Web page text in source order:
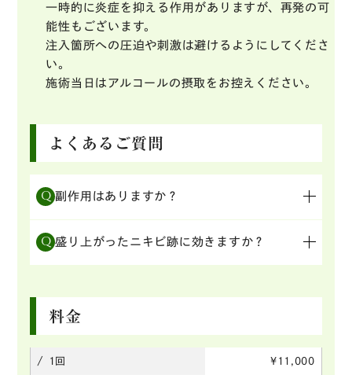
一時的に炎症を抑える作用がありますが、再発の可
能性もございます。
注入箇所への圧迫や刺激は避けるようにしてくださ
い。
施術当日はアルコールの摂取をお控えください。
よくあるご質問
Q 副作用はありますか？
A
打ちすぎると皮膚が凹んだり（陥没）、毛細血管
Q 盛り上がったニキビ跡に効きますか？
ビ跡）を平らにする効果があります。
料金
/ 1回 ¥11,000